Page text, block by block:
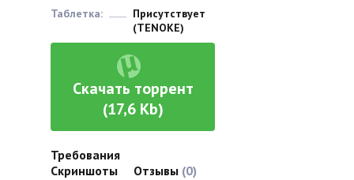
Таблетка:
Присутствует
(TENOKE)
Скачать торрент
(17,6 Kb)
Требования
Скриншоты
Отзывы (0)